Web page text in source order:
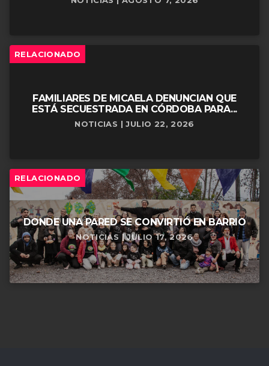
RELACIONADO
FAMILIARES DE MICAELA DENUNCIAN QUE
ESTÁ SECUESTRADA EN CÓRDOBA PARA...
NOTICIAS | JULIO 22, 2026
RELACIONADO
DONDE UNA PARED SE CONVIRTIÓ EN BARRIO
NOTICIAS | JULIO 17, 2026